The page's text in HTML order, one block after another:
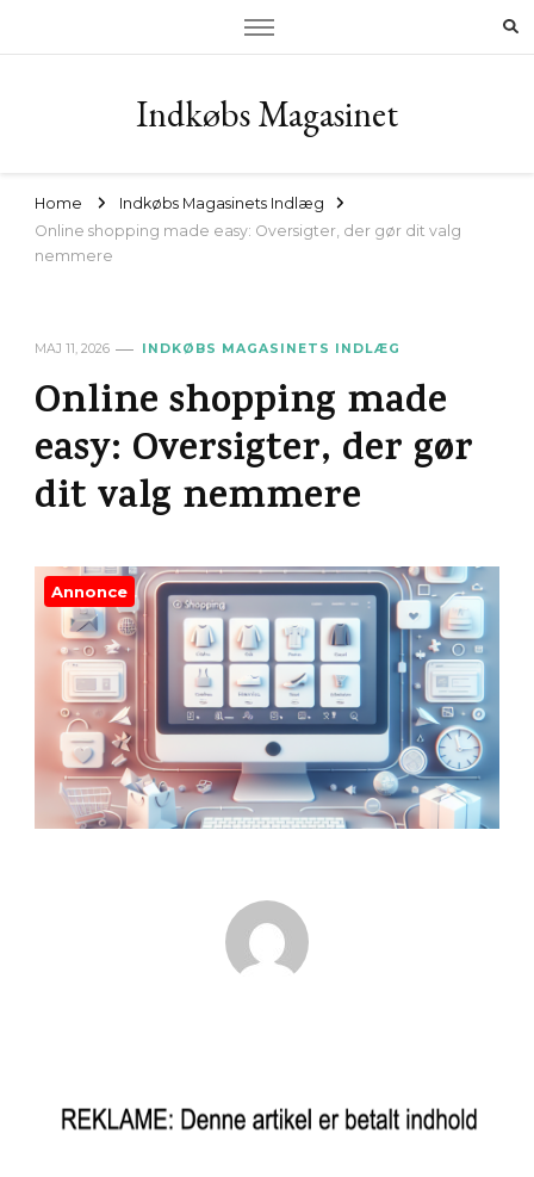
Indkøbs Magasinet
Home
Indkøbs Magasinets Indlæg
Online shopping made easy: Oversigter, der gør dit valg
nemmere
MAJ 11, 2026 INDKØBS MAGASINETS INDLÆG
Online shopping made
easy: Oversigter, der gør
dit valg nemmere
Annonce